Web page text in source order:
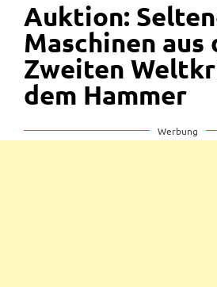
Auktion:
Maschinen aus
Zweiten
dem Hammer
Werbung